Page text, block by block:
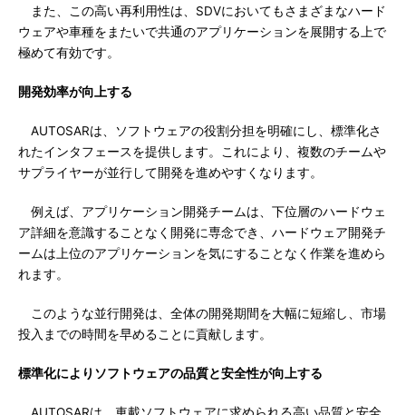
また、この高い再利用性は、SDVにおいてもさまざまなハード
ウェアや車種をまたいで共通のアプリケーションを展開する上で
極めて有効です。
開発効率が向上する
AUTOSARは、ソフトウェアの役割分担を明確にし、標準化さ
れたインタフェースを提供します。これにより、複数のチームや
サプライヤーが並行して開発を進めやすくなります。
例えば、アプリケーション開発チームは、下位層のハードウェ
ア詳細を意識することなく開発に専念でき、ハードウェア開発チ
ームは上位のアプリケーションを気にすることなく作業を進めら
れます。
このような並行開発は、全体の開発期間を大幅に短縮し、市場
投入までの時間を早めることに貢献します。
標準化によりソフトウェアの品質と安全性が向上する